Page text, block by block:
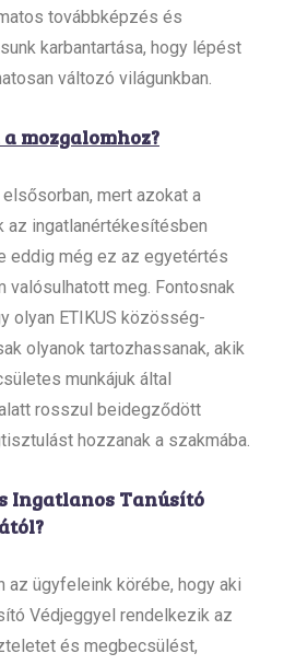
továbbképzés és
karbantartása, hogy lépést
változó világunkban.
mozgalomhoz?
mert azokat a
ingatlanértékesítésben
eddig még ez az egyetértés
valósulhatott meg. Fontosnak
olyan ETIKUS közösség-
olyanok tartozhassanak, akik
munkájuk által
rosszul beidegződött
hozzanak a szakmába.
Ingatlanos Tanúsító
ügyfeleink körébe, hogy aki
Védjeggyel rendelkezik az
és megbecsülést,